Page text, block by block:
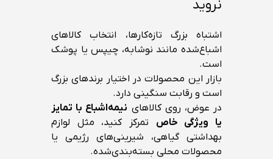
نروید
اشتباه بزرگ تازه‌کارها، انتخاب کالاهای
اشباع‌شده مانند نوشابه، چیپس یا پوشک
است.
بازار این محصولات در اختیار برندهای بزرگ
است و رقابت سنگینی دارد.
در عوض، روی کالاهای نیمه‌اشباع با تمایز
یا ویژگی خاص تمرکز کنید، مثل لوازم
بهداشتی گیاهی، شیرینی‌های رژیمی یا
محصولات محلی بسته‌بندی‌شده.